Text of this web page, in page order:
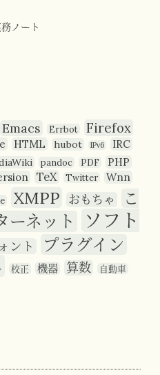
ノート
Emacs Errbot Firefox
HTML hubot IPv6 IRC
pandoc PDF PHP
TeX Twitter Wnn
XMPP おもちゃ
こ
ーネット
ソフト
ント プラグイン
校正 機器 算数 自動車